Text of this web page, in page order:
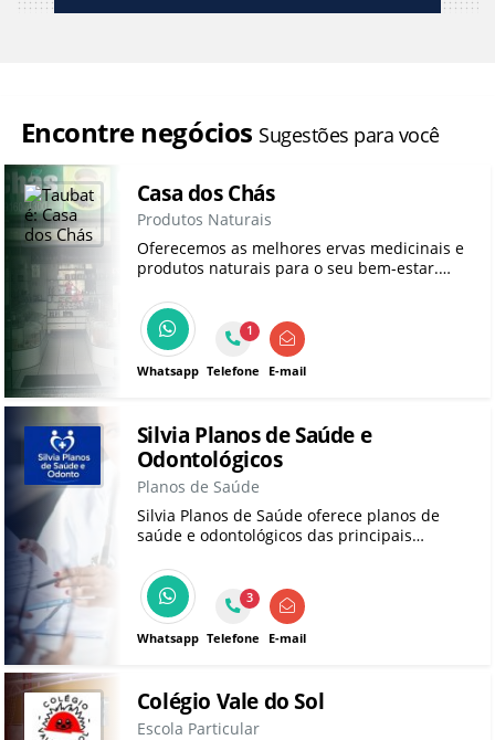
Encontre negócios Sugestões para você
Casa dos Chás
Produtos Naturais
Oferecemos as melhores ervas medicinais e
produtos naturais para o seu bem-estar.
Taubaté, somos a sua escolha para
castanhas, mel e farinhas especiais.
Whatsapp
1
Telefone E-mail
Silvia Planos de Saúde e
Odontológicos
Planos de Saúde
Silvia Planos de Saúde oferece planos de
saúde e odontológicos das principais
Saúde, Porto Saúde, Bradesco Saúde,
Hapvida, entre outras. Trabalhamos com
planos individuais, fisico e empresarial.
Whatsapp
3
Telefone E-mail
Colégio Vale do Sol
Escola Particular